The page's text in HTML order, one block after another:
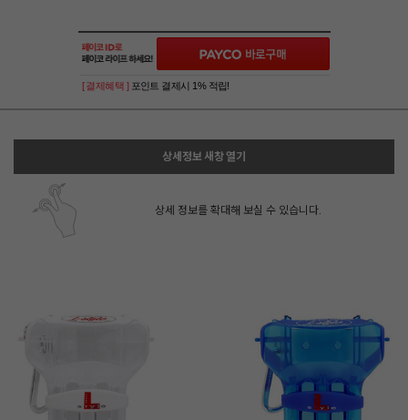
[ 결제혜택 ] 포인트 결제시 1% 적립!
상세정보 새창 열기
상세 정보를 확대해 보실 수 있습니다.